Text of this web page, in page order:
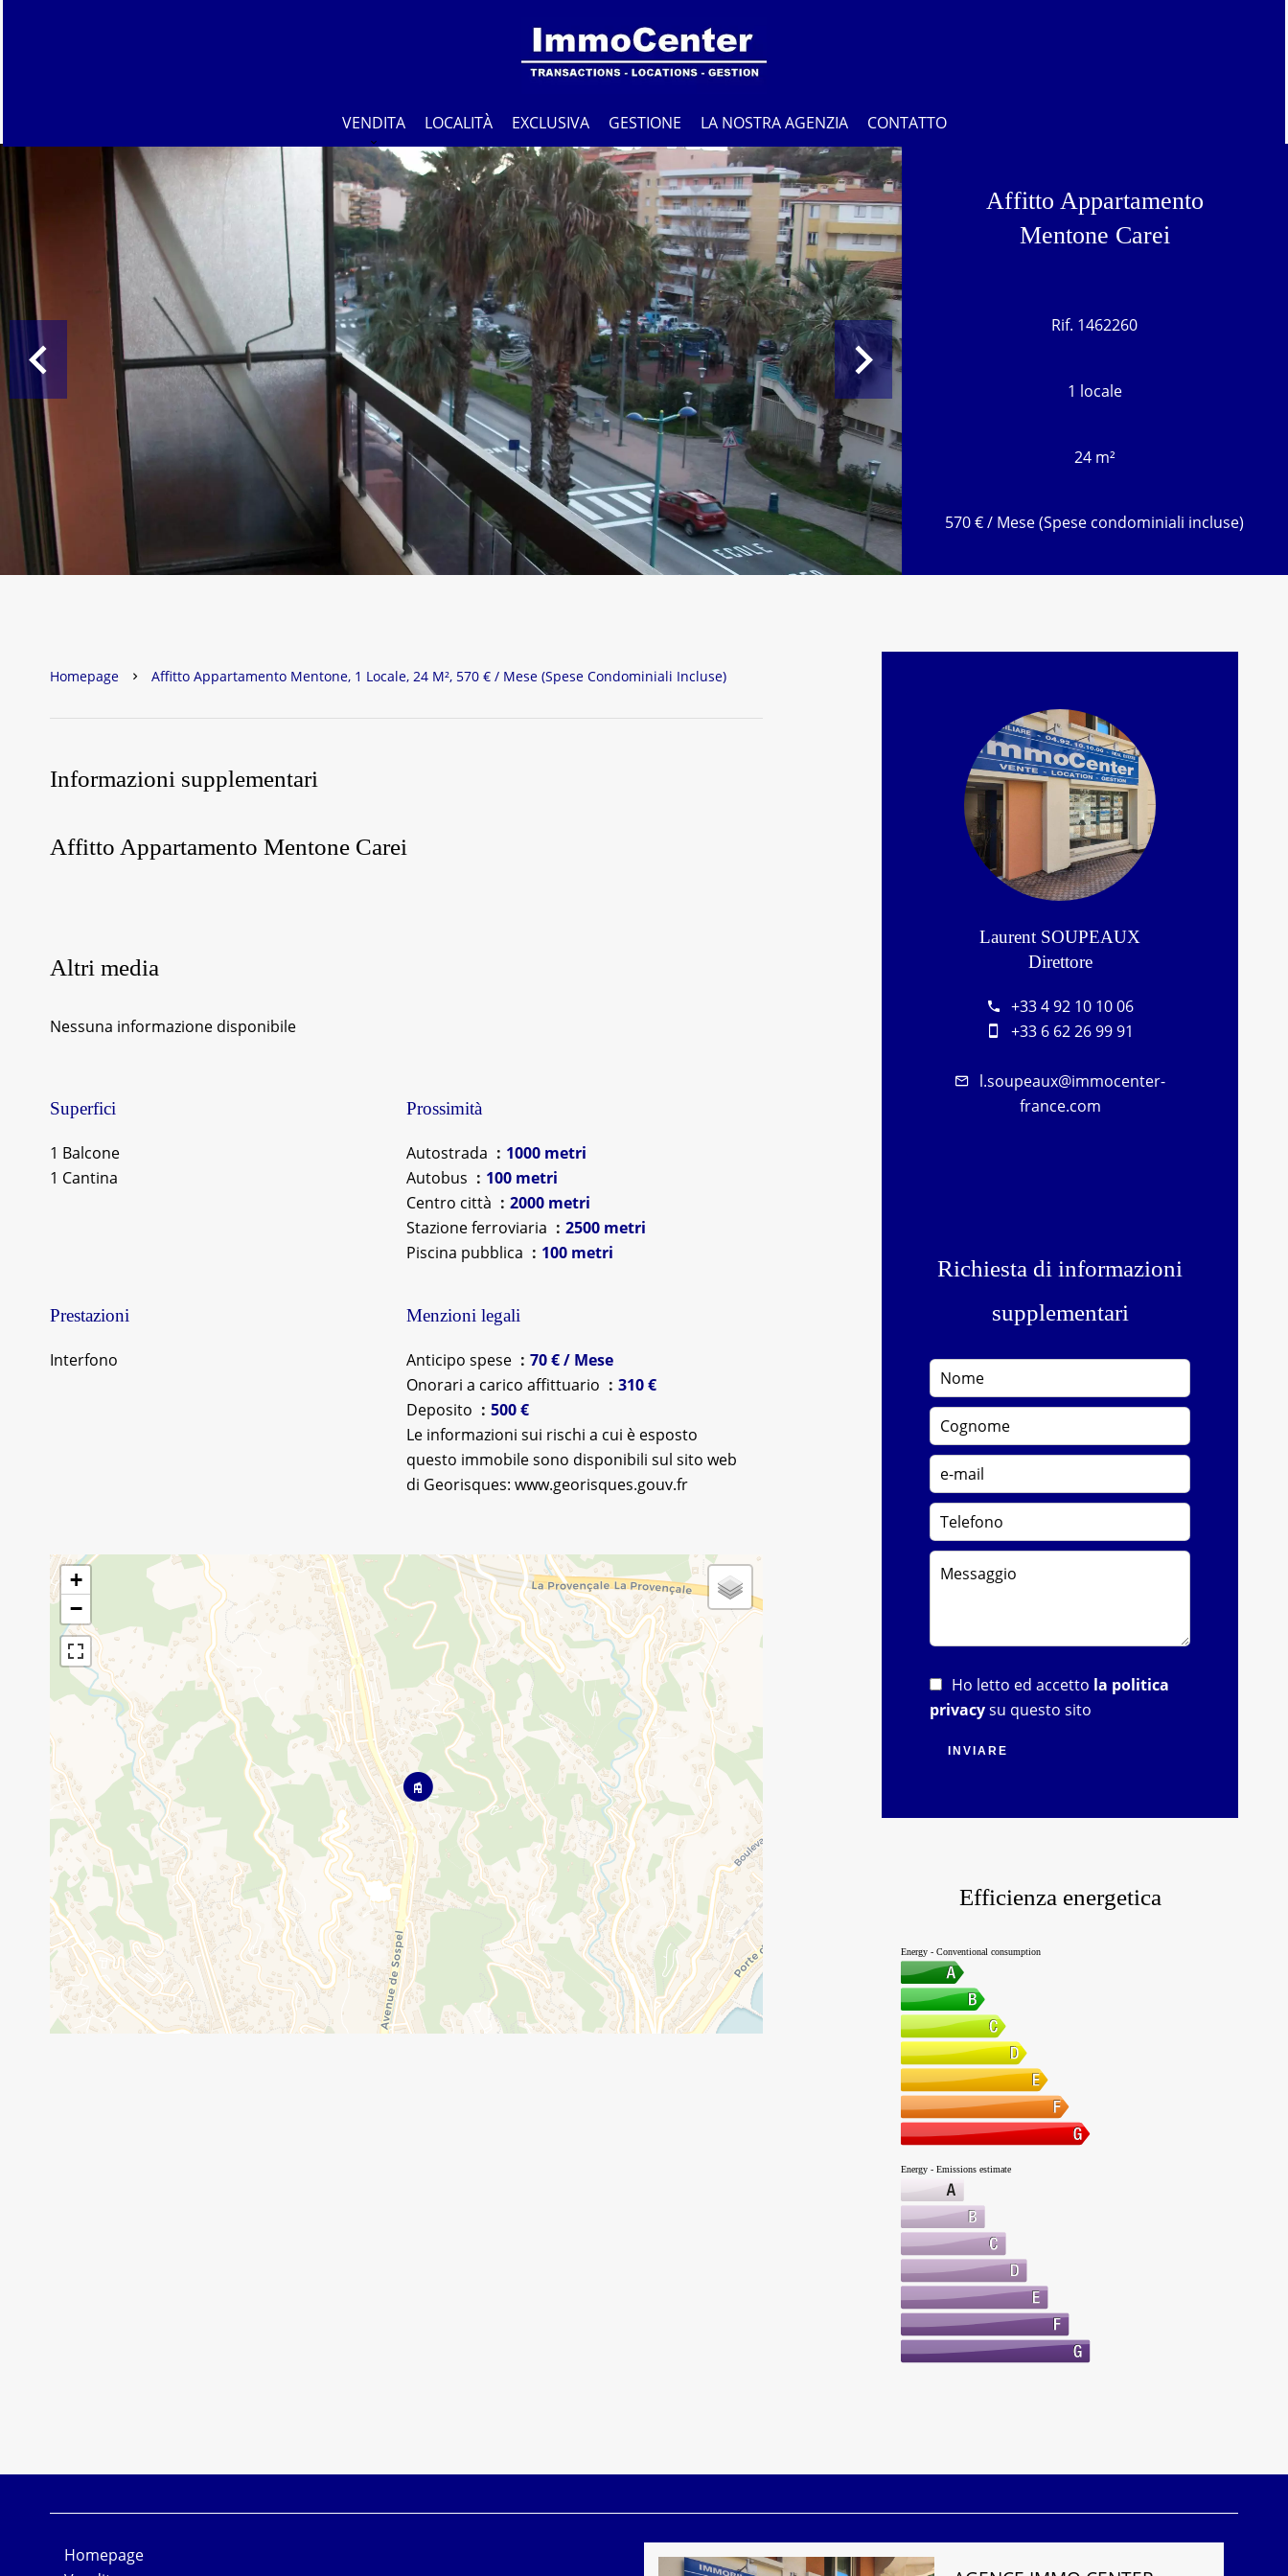
VENDITA LOCALITÀ EXCLUSIVA GESTIONE LA NOSTRA AGENZIA CONTATTO
Affitto Appartamento
Mentone Carei
Rif. 1462260
1 locale
24 m²
570 € / Mese (Spese condominiali incluse)
Homepage Affitto Appartamento Mentone, 1 Locale, 24 M², 570 € / Mese (Spese Condominiali Incluse)
Informazioni supplementari
Affitto Appartamento Mentone Carei
Altri media
Nessuna informazione disponibile
Superfici
1 Balcone
1 Cantina
Prossimità
Autostrada
1000 metri
Autobus
100 metri
Centro città
2000 metri
Stazione ferroviaria
2500 metri
Piscina pubblica
100 metri
Prestazioni
Interfono
Menzioni legali
Anticipo spese
70 € / Mese
Onorari a carico affittuario
310 €
Deposito
500 €
Le informazioni sui rischi a cui è esposto
questo immobile sono disponibili sul sito web
di Georisques: www.georisques.gouv.fr
+
−
Laurent SOUPEAUX
Direttore
+33 4 92 10 10 06
+33 6 62 26 99 91
l.soupeaux@immocenter-
france.com
Richiesta di informazioni
supplementari
Ho letto ed accetto la politica
privacysu questo sito
INVIARE
Efficienza energetica
Homepage